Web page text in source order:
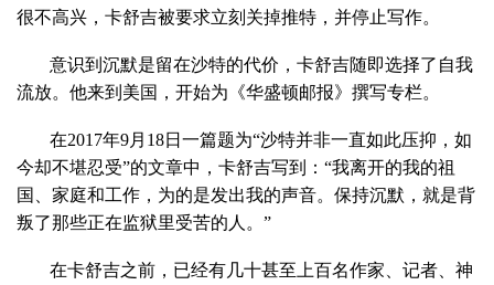
很不高兴，卡舒吉被要求立刻关掉推特，并停止写作。
意识到沉默是留在沙特的代价，卡舒吉随即选择了自我
流放。他来到美国，开始为《华盛顿邮报》撰写专栏。
在2017年9月18日一篇题为“沙特并非一直如此压抑，如
今却不堪忍受”的文章中，卡舒吉写到：“我离开的我的祖
国、家庭和工作，为的是发出我的声音。保持沉默，就是背
叛了那些正在监狱里受苦的人。”
在卡舒吉之前，已经有几十甚至上百名作家、记者、神